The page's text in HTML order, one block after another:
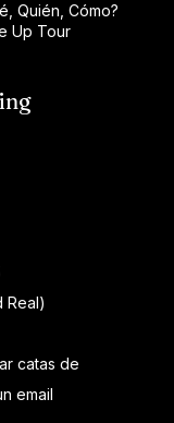
Quién, Cómo?
Up Tour
Real)
catas de
email